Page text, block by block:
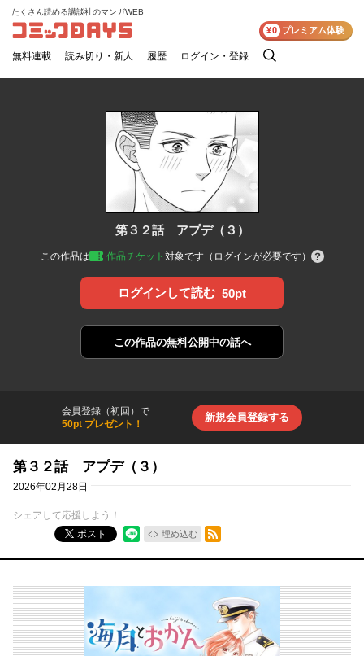
コミックDAYS
たくさん読める講談社のマンガWEB
無料連載 読み切り・新人 履歴 ログイン・登録
検
¥0 プレミアム体験
第３２話 アプデ（３）
この作品は 作品チケット 対象です（ログインが必要です）
ログインして読む 50pt
この作品の無料公開中の話へ
会員登録（初回）で
50pt プレゼント！
新規会員登録する
第３２話 アプデ（３）
2026年02月28日
シェアして応援しよう！
ポスト
埋め込む
RSSフィード